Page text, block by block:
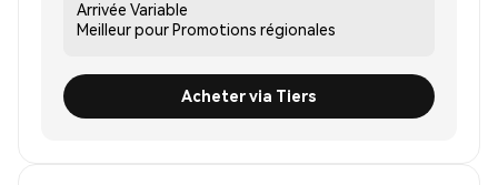
Arrivée Variable
Meilleur pourPromotions régionales
Acheter via Tiers